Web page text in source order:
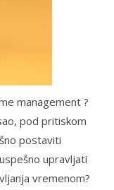
management ?
pod pritiskom
postaviti
upravljati
vremenom?